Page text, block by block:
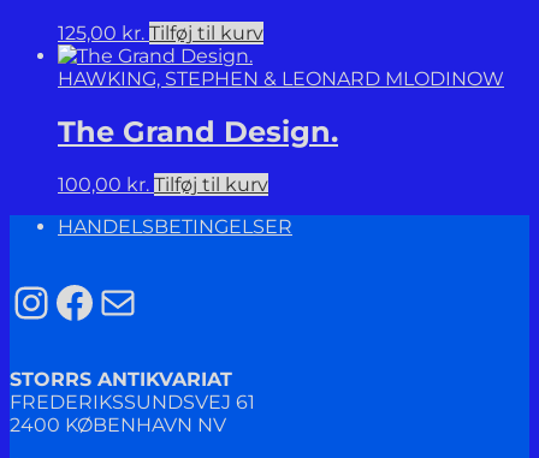
125,00 kr. Tilføj til kurv
HAWKING, STEPHEN & LEONARD MLODINOW
The Grand Design.
100,00 kr. Tilføj til kurv
HANDELSBETINGELSER
Instagram
Facebook
Mail
STORRS ANTIKVARIAT
FREDERIKSSUNDSVEJ 61
2400 KØBENHAVN NV